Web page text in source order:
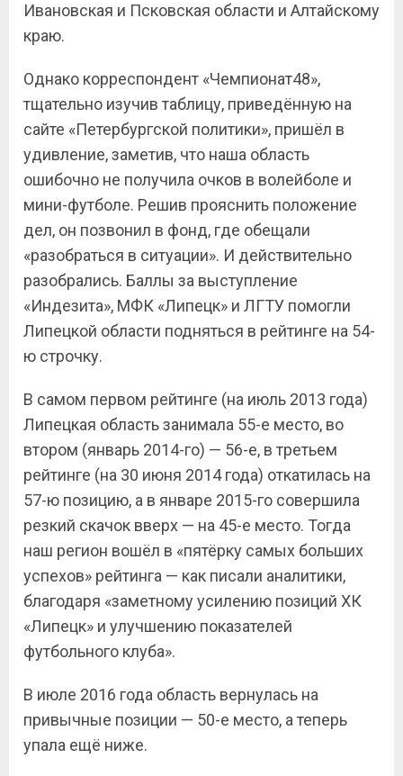
Ивановская и Псковская области и Алтайскому
краю.
Однако корреспондент «Чемпионат48»,
тщательно изучив таблицу, приведённую на
сайте «Петербургской политики», пришёл в
удивление, заметив, что наша область
ошибочно не получила очков в волейболе и
мини-футболе. Решив прояснить положение
дел, он позвонил в фонд, где обещали
«разобраться в ситуации». И действительно
разобрались. Баллы за выступление
«Индезита», МФК «Липецк» и ЛГТУ помогли
Липецкой области подняться в рейтинге на 54-
ю строчку.
В самом первом рейтинге (на июль 2013 года)
Липецкая область занимала 55-е место, во
втором (январь 2014-го) — 56-е, в третьем
рейтинге (на 30 июня 2014 года) откатилась на
57-ю позицию, а в январе 2015-го совершила
резкий скачок вверх — на 45-е место. Тогда
наш регион вошёл в «пятёрку самых больших
успехов» рейтинга — как писали аналитики,
благодаря «заметному усилению позиций ХК
«Липецк» и улучшению показателей
футбольного клуба».
В июле 2016 года область вернулась на
привычные позиции — 50-е место, а теперь
упала ещё ниже.